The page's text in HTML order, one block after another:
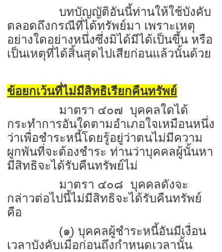
บทบัญญัติอันนี้ท่านให้ใช้บังคับ
ตลอดถึงกรณีที่ได้ทรัพย์มา เพราะเหตุ
อย่างใดอย่างหนึ่งซึ่งมิได้มีได้เป็นขึ้น หรือ
เป็นเหตุที่ได้สิ้นสุดไปเสียก่อนแล้วนั้นด้วย
ข้อยกเว้นที่ไม่มีสิทธิเรียกคืนทรัพย์
มาตรา ๔๐๗ บุคคลใดได้
กระทำการอันใดตามอำเภอใจเหมือนหนึ่ง
ว่าเพื่อชำระหนี้โดยรู้อยู่ว่าตนไม่มีความ
ผูกพันที่จะต้องชำระ ท่านว่าบุคคลผู้นั้นหา
มีสิทธิจะได้รับคืนทรัพย์ไม่
มาตรา ๔๐๘ บุคคลดังจะ
กล่าวต่อไปนี้ไม่มีสิทธิจะได้รับคืนทรัพย์
คือ
(๑) บุคคลผู้ชำระหนี้อันมีเงื่อน
เวลาบังคับเมื่อก่อนถึงกำหนดเวลานั้น